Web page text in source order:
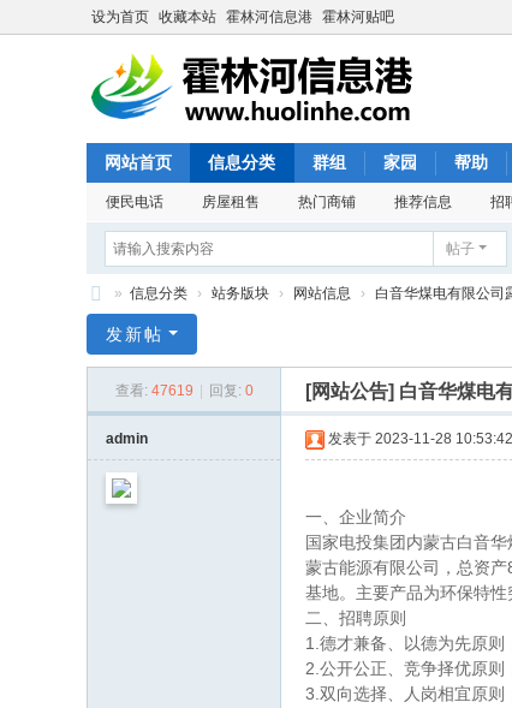
设为首页 收藏本站 霍林河信息港 霍林河贴吧
网站首页 信息分类 群组 家园 帮助
便民电话 房屋租售 热门商铺 推荐信息 招
帖子
林
» 信息分类 › 站务版块 › 网站信息 › 白音华煤电有限公司
发新帖
查看: 47619 回复: 0 [网站公告] 白音华煤电
admin 发表于 2023-11-28 10:53:42
一、企业简介
国家电投集团内蒙古白音
蒙古能源有限公司，总资
基地。主要产品为环保特
二、招聘原则
1.德才兼备、以德为先原则
2.公开公正、竞争择优原则
3.双向选择、人岗相宜原则